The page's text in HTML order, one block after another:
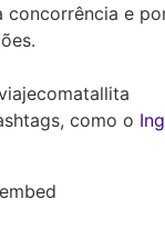
e
como o